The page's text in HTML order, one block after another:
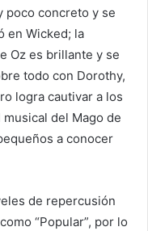
poco concreto y se
en Wicked; la
Oz es brillante y se
todo con Dorothy,
logra cautivar a los
del Mago de
a conocer
de repercusión
“Popular”, por lo